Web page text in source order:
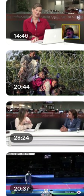
14:46
20:44
28:24
20:37